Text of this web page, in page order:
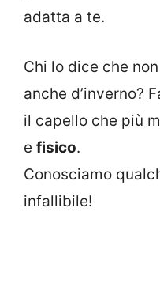
adatta a te.
Chi lo dice che
anche d’inverno?
il capello che più
e fisico.
Conosciamo
infallibile!